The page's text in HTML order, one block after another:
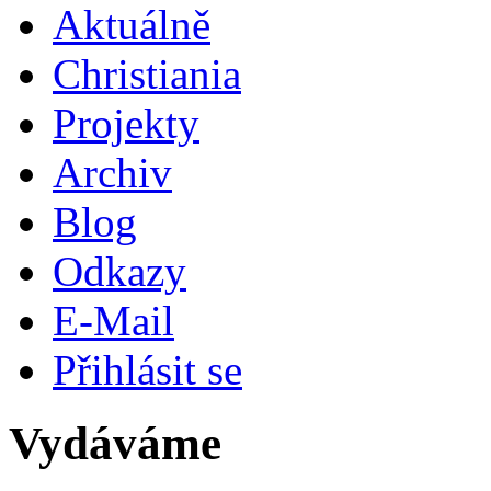
Aktuálně
Christiania
Projekty
Archiv
Blog
Odkazy
E-Mail
Přihlásit se
Vydáváme